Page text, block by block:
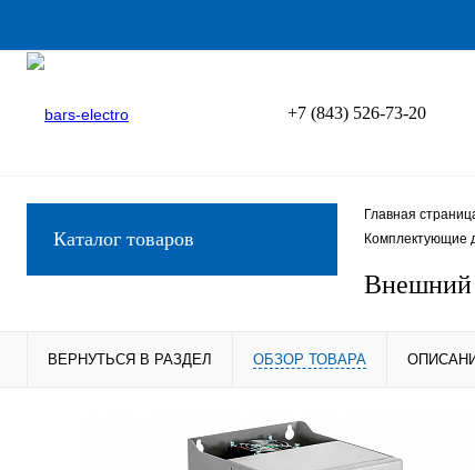
+7 (843) 526-73-20
Каталог товаров
Главная
Комплектующие
Внешний
ВЕРНУТЬСЯ В РАЗДЕЛ ОБЗОР ТОВАРА